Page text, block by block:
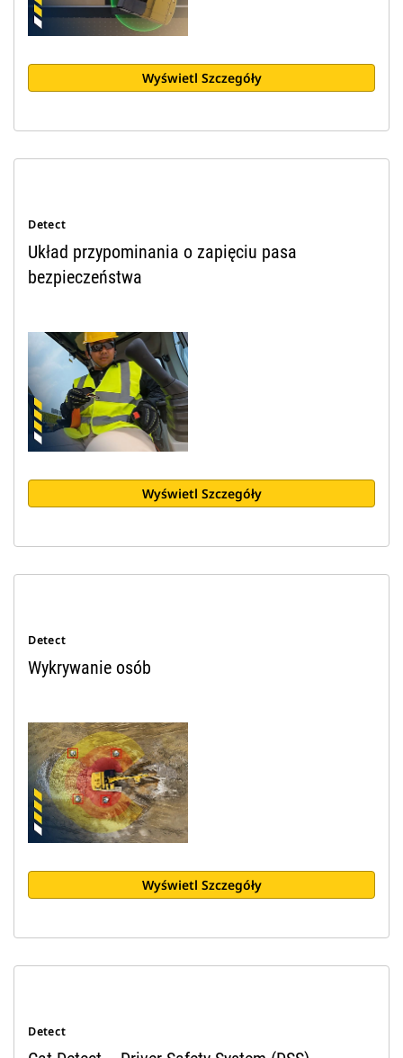
Wyświetl Szczegóły
Detect
Układ przypominania o zapięciu pasa
bezpieczeństwa
Wyświetl Szczegóły
Detect
Wykrywanie osób
Wyświetl Szczegóły
Detect